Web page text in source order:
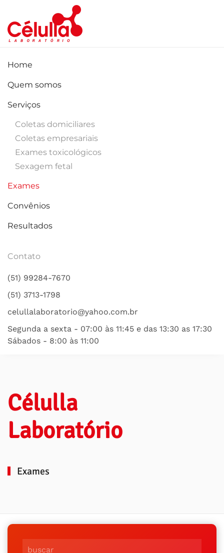
Skip to main content
Home
Quem somos
Serviços
Coletas domiciliares
Coletas empresariais
Exames toxicológicos
Sexagem fetal
Exames
Convênios
Resultados
Contato
(51) 99284-7670
(51) 3713-1798
celullalaboratorio@yahoo.com.br
Segunda a sexta - 07:00 às 11:45 e das 13:30 as 17:30
Sábados - 8:00 às 11:00
Célulla
Laboratório
Exames